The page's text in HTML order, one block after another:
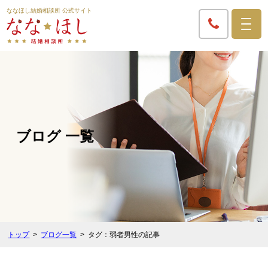
ななほし結婚相談所 公式サイト
ブログ 一覧
トップ ブログ一覧 タグ：弱者男性の記事